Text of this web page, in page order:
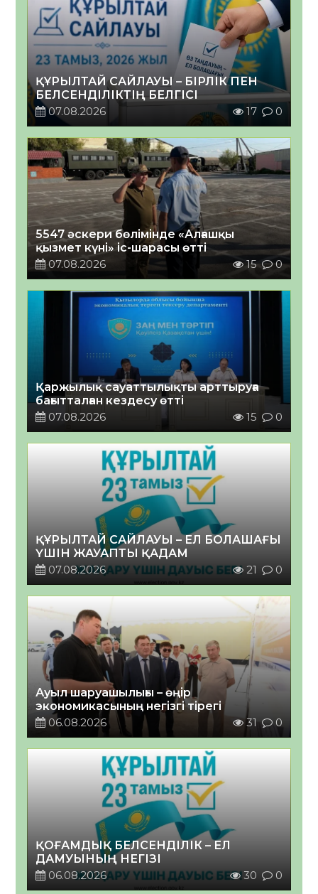
ҚҰРЫЛТАЙ САЙЛАУЫ – БІРЛІК ПЕН
БЕЛСЕНДІЛІКТІҢ БЕЛГІСІ
07.08.2026
17 0
5547 әскери бөлімінде «Алғашқы
қызмет күні» іс-шарасы өтті
07.08.2026
15 0
Қаржылық сауаттылықты арттыруға
бағытталған кездесу өтті
07.08.2026
15 0
ҚҰРЫЛТАЙ САЙЛАУЫ – ЕЛ БОЛАШАҒЫ
ҮШІН ЖАУАПТЫ ҚАДАМ
07.08.2026
21 0
Ауыл шаруашылығы – өңір
экономикасының негізгі тірегі
06.08.2026
31 0
ҚОҒАМДЫҚ БЕЛСЕНДІЛІК – ЕЛ
ДАМУЫНЫҢ НЕГІЗІ
06.08.2026
30 0